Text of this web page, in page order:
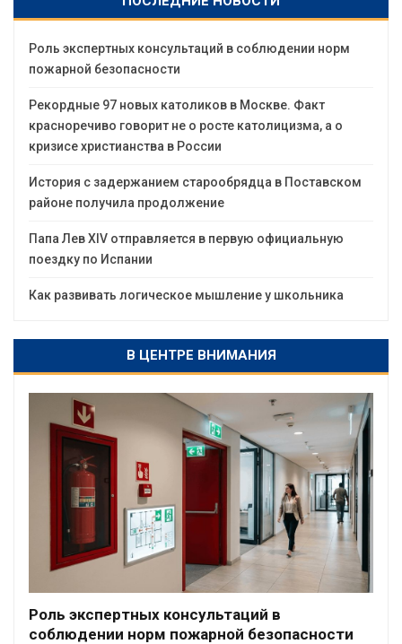
Роль экспертных консультаций в соблюдении норм
пожарной безопасности
Рекордные 97 новых католиков в Москве. Факт
красноречиво говорит не о росте католицизма, а о
кризисе христианства в России
История с задержанием старообрядца в Поставском
районе получила продолжение
Папа Лев XIV отправляется в первую официальную
поездку по Испании
Как развивать логическое мышление у школьника
В ЦЕНТРЕ ВНИМАНИЯ
Роль экспертных консультаций в
соблюдении норм пожарной безопасности